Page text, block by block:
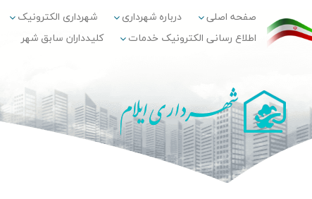
صفحه اصلی درباره شهرداری شهرداری الکترونیک
اطلاع رسانی الکترونیک خدمات
کلیدداران سابق شهر